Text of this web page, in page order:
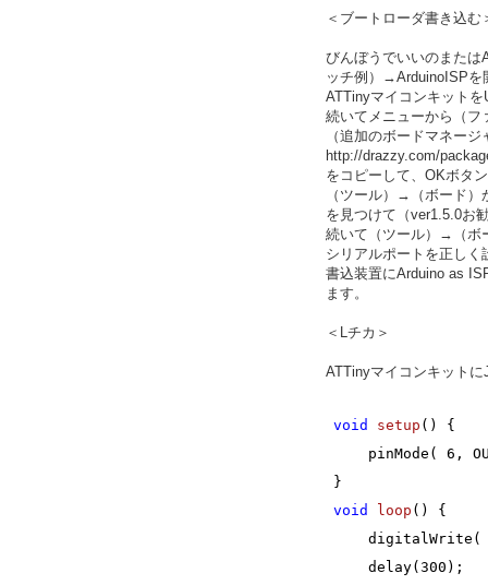
＜ブートローダ書き込む
びんぼうでいいのまた
ッチ例）→ArduinoISPを
ATTinyマイコンキット
続いてメニューから（
（追加のボードマネージ
http://drazzy.com/
をコピーして、OKボタ
（ツール）→（ボード
を見つけて（ver1.5.0お
続いて（ツール）→（ボ
シリアルポートを正しく
書込装置にArduino as
ます。
＜Lチカ＞
ATTinyマイコンキット
void setup ()
{
    pinMode(
6 ,
}
void
loop ()
{
    delay(
300 );